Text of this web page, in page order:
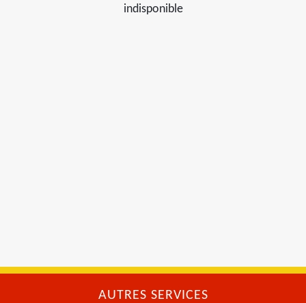
indisponible
AUTRES SERVICES